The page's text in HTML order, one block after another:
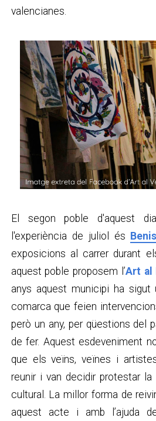
valencianes.
El segon poble d'aquest
l'experiència de juliol és
exposicions al carrer durant
aquest poble proposem l’Art al
anys aquest municipi ha
comarca que feien
però un any, per qüestions del
de fer. Aquest esdeveniment
que els veïns, veïnes i
reunir i van decidir protestar la
cultural. La millor forma de
aquest acte i amb l’ajuda